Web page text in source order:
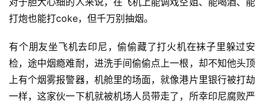
打炮也能打coke，但千万别抽烟。
有个朋友坐飞机去印尼，偷偷藏了打火机在袜子里躲过安
检，途中烟瘾难耐，进洗手间偷偷点上一根，却不知他头顶
上有个烟雾报警器，机舱里的场面，就像港片里银行被打劫
一样，这家伙一下机就被机场人员带走了，所幸印尼腐败严